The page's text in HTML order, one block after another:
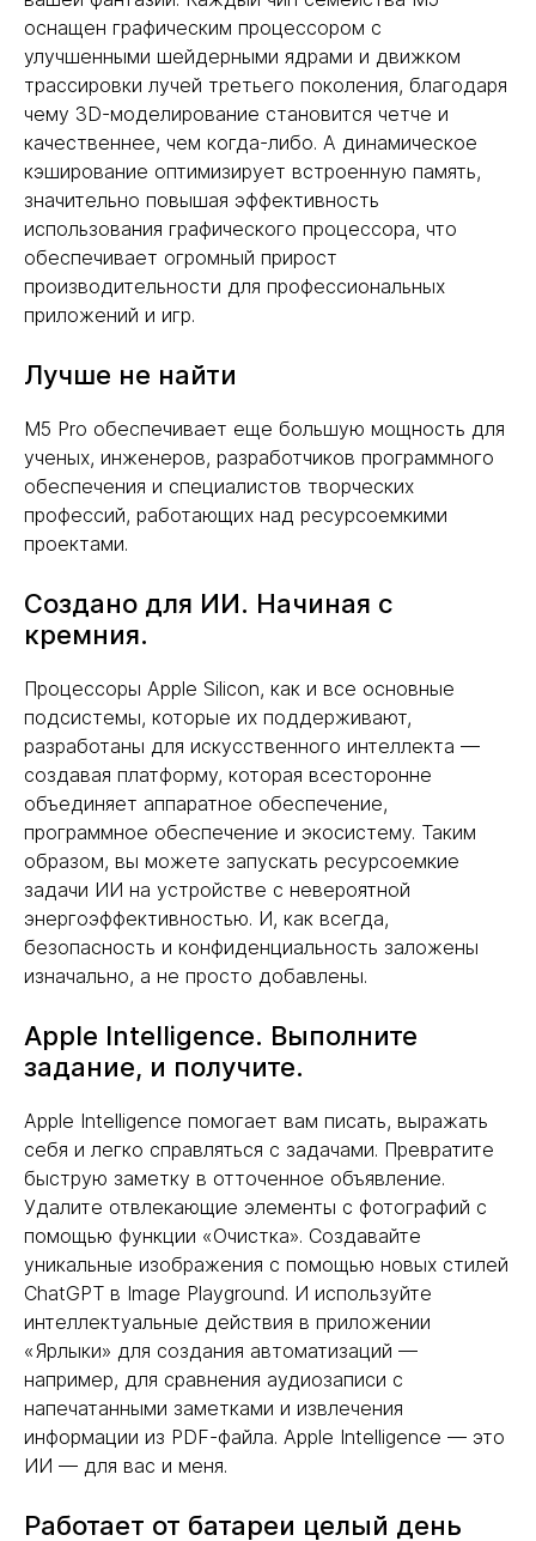
оснащен графическим процессором с
улучшенными шейдерными ядрами и движком
трассировки лучей третьего поколения, благодаря
чему 3D-моделирование становится четче и
качественнее, чем когда-либо. А динамическое
кэширование оптимизирует встроенную память,
значительно повышая эффективность
использования графического процессора, что
обеспечивает огромный прирост
производительности для профессиональных
приложений и игр.
Лучше не найти
M5 Pro обеспечивает еще большую мощность для
ученых, инженеров, разработчиков программного
обеспечения и специалистов творческих
профессий, работающих над ресурсоемкими
проектами.
Создано для ИИ. Начиная с
кремния.
Процессоры Apple Silicon, как и все основные
подсистемы, которые их поддерживают,
разработаны для искусственного интеллекта —
создавая платформу, которая всесторонне
объединяет аппаратное обеспечение,
программное обеспечение и экосистему. Таким
образом, вы можете запускать ресурсоемкие
задачи ИИ на устройстве с невероятной
энергоэффективностью. И, как всегда,
безопасность и конфиденциальность заложены
изначально, а не просто добавлены.
Apple Intelligence. Выполните
задание, и получите.
Apple Intelligence помогает вам писать, выражать
себя и легко справляться с задачами. Превратите
быструю заметку в отточенное объявление.
Удалите отвлекающие элементы с фотографий с
помощью функции «Очистка». Создавайте
уникальные изображения с помощью новых стилей
ChatGPT в Image Playground. И используйте
интеллектуальные действия в приложении
«Ярлыки» для создания автоматизаций —
например, для сравнения аудиозаписи с
напечатанными заметками и извлечения
информации из PDF-файла. Apple Intelligence — это
ИИ — для вас и меня.
Работает от батареи целый день